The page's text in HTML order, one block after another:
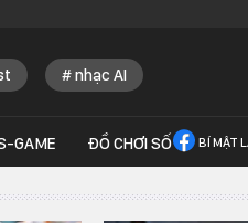
nhạc AI
GAME ĐỒ CHƠI SỐ BÍ MẬT